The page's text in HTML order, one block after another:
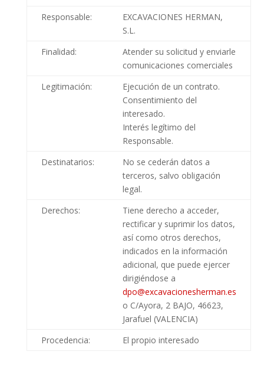
Responsable:
EXCAVACIONES HERMAN,
S.L.
Finalidad:
Atender su solicitud y enviarle
comunicaciones comerciales
Legitimación:
Ejecución de un contrato.
Consentimiento del
interesado.
Interés legítimo del
Responsable.
Destinatarios:
No se cederán datos a
terceros, salvo obligación
legal.
Derechos:
Tiene derecho a acceder,
rectificar y suprimir los datos,
así como otros derechos,
indicados en la información
adicional, que puede ejercer
dirigiéndose a
dpo@excavacionesherman.es
o C/Ayora, 2 BAJO, 46623,
Jarafuel (VALENCIA)
Procedencia:
El propio interesado